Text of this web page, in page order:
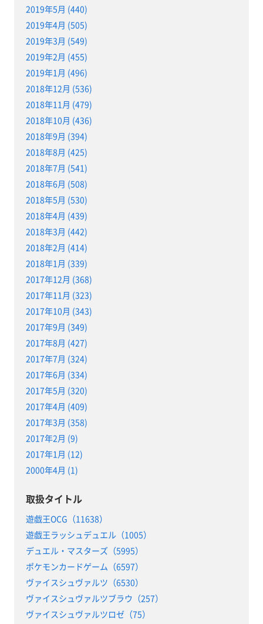
2019年5月 (440)
2019年4月 (505)
2019年3月 (549)
2019年2月 (455)
2019年1月 (496)
2018年12月 (536)
2018年11月 (479)
2018年10月 (436)
2018年9月 (394)
2018年8月 (425)
2018年7月 (541)
2018年6月 (508)
2018年5月 (530)
2018年4月 (439)
2018年3月 (442)
2018年2月 (414)
2018年1月 (339)
2017年12月 (368)
2017年11月 (323)
2017年10月 (343)
2017年9月 (349)
2017年8月 (427)
2017年7月 (324)
2017年6月 (334)
2017年5月 (320)
2017年4月 (409)
2017年3月 (358)
2017年2月 (9)
2017年1月 (12)
2000年4月 (1)
取扱タイトル
遊戯王OCG（11638）
遊戯王ラッシュデュエル（1005）
デュエル・マスターズ（5995）
ポケモンカードゲーム（6597）
ヴァイスシュヴァルツ（6530）
ヴァイスシュヴァルツブラウ（257）
ヴァイスシュヴァルツロゼ（75）